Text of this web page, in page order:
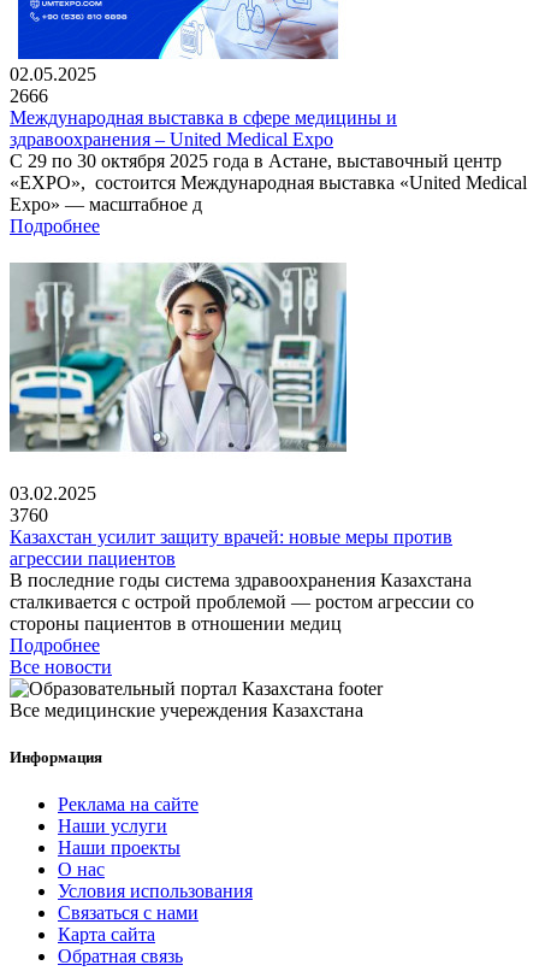
02.05.2025
2666
Международная выставка в сфере медицины и
здравоохранения – United Medical Expo
С 29 по 30 октября 2025 года в Астане, выставочный центр
«EXPO», состоится Международная выставка «United Medical
Expo» — масштабное д
Подробнее
03.02.2025
3760
Казахстан усилит защиту врачей: новые меры против
агрессии пациентов
В последние годы система здравоохранения Казахстана
сталкивается с острой проблемой — ростом агрессии со
стороны пациентов в отношении медиц
Подробнее
Все новости
Все медицинские учереждения Казахстана
Информация
Реклама на сайте
Наши услуги
Наши проекты
О нас
Условия использования
Связаться с нами
Карта сайта
Обратная связь